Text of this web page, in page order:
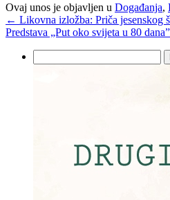
Ovaj unos je objavljen u Događanja,
← Likovna izložba: Priča jesenskog
Predstava „Put oko svijeta u 80 dana”